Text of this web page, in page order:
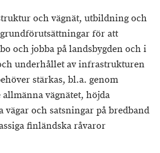
och vägnät, utbildning och
för att
och jobba på landsbygden och i
underhållet av infrastrukturen
stärkas, bl.a. genom
vägnätet, höjda
vägar och satsningar på bredband
finländska råvaror